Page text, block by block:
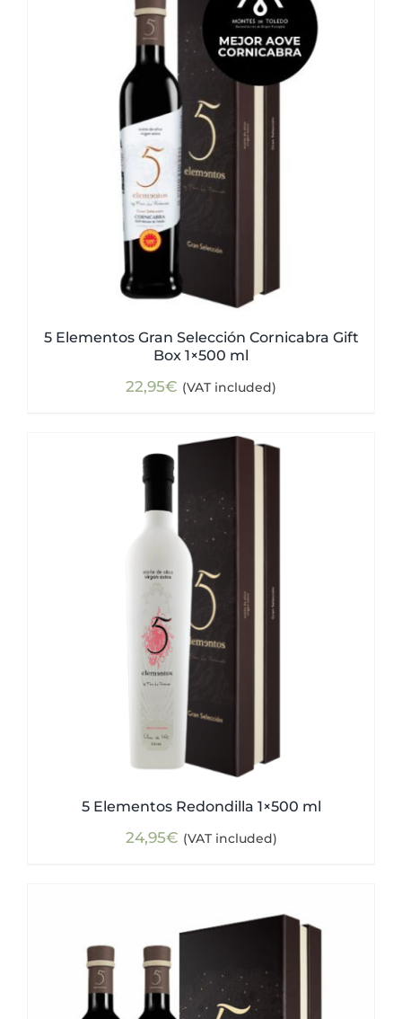
5 Elementos Gran Selección Cornicabra Gift
Box 1×500 ml
22,95€ (VAT included)
5 Elementos Redondilla 1×500 ml
24,95€ (VAT included)